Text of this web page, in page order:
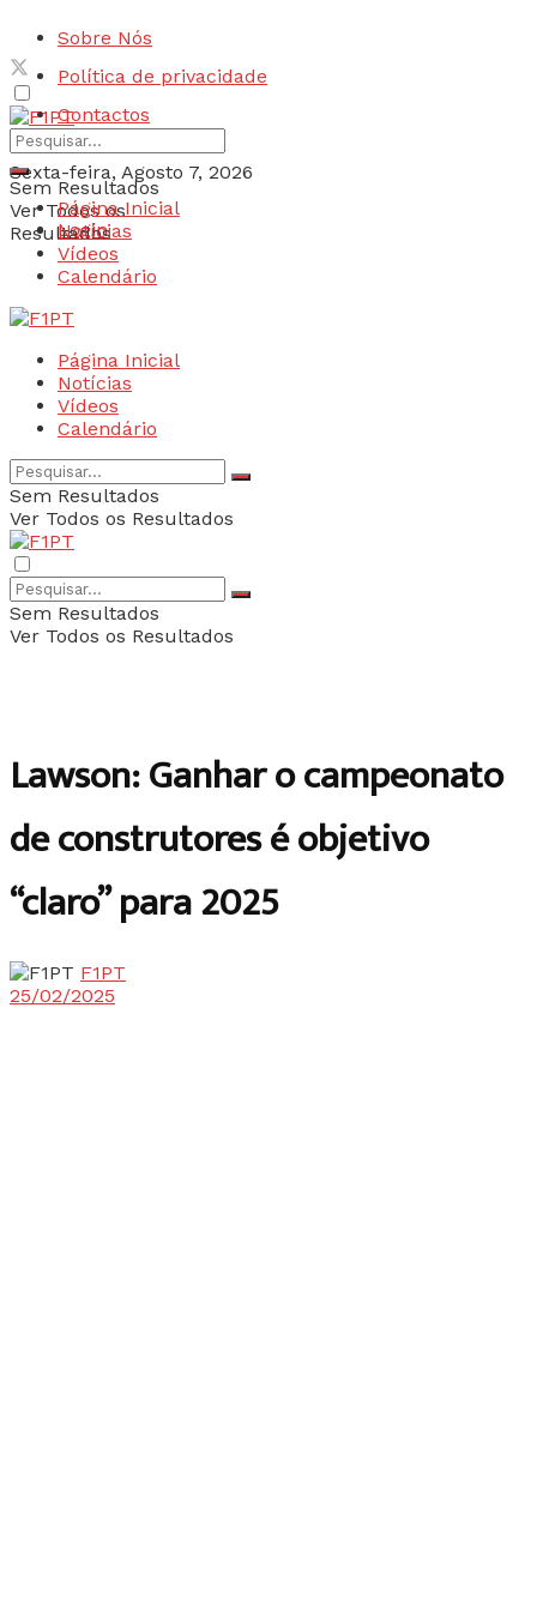
Sobre Nós
Política de privacidade
Contactos
Sexta-feira, Agosto 7, 2026
Login
Sem Resultados
Ver Todos os
Resultados
Página Inicial
Notícias
Vídeos
Calendário
Página Inicial
Notícias
Vídeos
Calendário
Sem Resultados
Ver Todos os Resultados
Sem Resultados
Ver Todos os Resultados
Lawson: Ganhar o campeonato
de construtores é objetivo
“claro” para 2025
F1PT
25/02/2025